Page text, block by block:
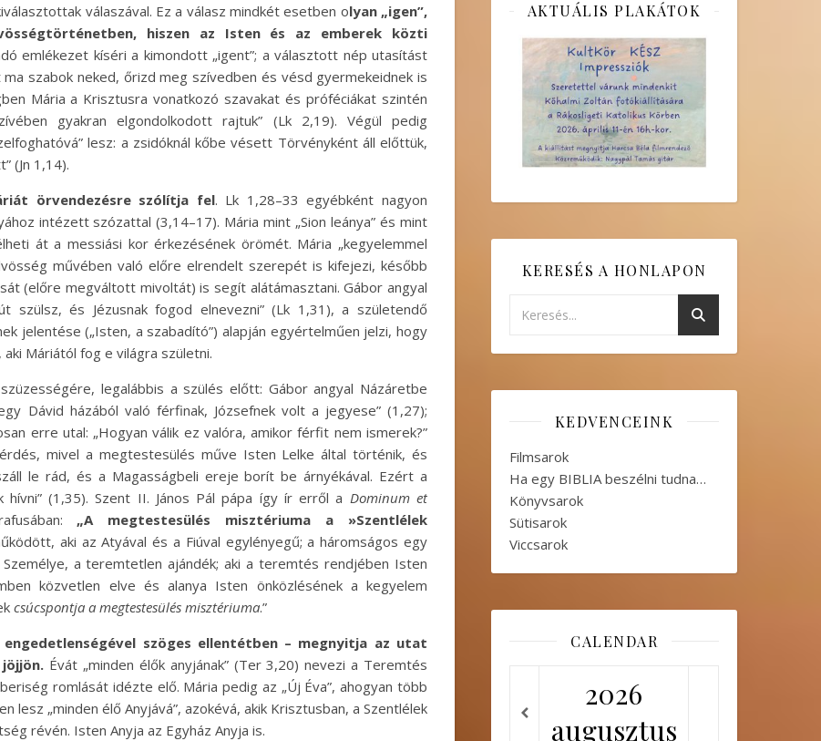
válaszával. Ez a válasz mindkét esetben olyan „igen”,
hiszen az Isten és az emberek közti
emlékezet kíséri a kimondott „igent”; a választott nép utasítást
szabok neked, őrizd meg szívedben és vésd gyermekeidnek is
Mária a Krisztusra vonatkozó szavakat és próféciákat szintén
gyakran elgondolkodott rajtuk” (Lk 2,19). Végül pedig
lesz: a zsidóknál kőbe vésett Törvényként áll előttük,
(Jn 1,14).
örvendezésre szólítja fel. Lk 1,28–33 egyébként nagyon
intézett szózattal (3,14–17). Mária mint „Sion leánya” és mint
át a messiási kor érkezésének örömét. Mária „kegyelemmel
művében való előre elrendelt szerepét is kifejezi, később
(előre megváltott mivoltát) is segít alátámasztani. Gábor angyal
szülsz, és Jézusnak fogod elnevezni” (Lk 1,31), a születendő
jelentése („Isten, a szabadító”) alapján egyértelműen jelzi, hogy
Máriától fog e világra születni.
legalábbis a szülés előtt: Gábor angyal Názáretbe
Dávid házából való férfinak, Józsefnek volt a jegyese” (1,27);
erre utal: „Hogyan válik ez valóra, amikor férfit nem ismerek?”
mivel a megtestesülés műve Isten Lelke által történik, és
le rád, és a Magasságbeli ereje borít be árnyékával. Ezért a
(1,35). Szent II. János Pál pápa így ír erről a Dominum et
„A megtestesülés misztériuma a »Szentlélek
aki az Atyával és a Fiúval egylényegű; a háromságos egy
a teremtetlen ajándék; aki a teremtés rendjében Isten
közvetlen elve és alanya Isten önközlésének a kegyelem
csúcspontja a megtestesülés misztériuma.”
szöges ellentétben – megnyitja az utat
Évát „minden élők anyjának” (Ter 3,20) nevezi a Teremtés
romlását idézte elő. Mária pedig az „Új Éva”, ahogyan több
lesz „minden élő Anyjává”, azokévá, akik Krisztusban, a Szentlélek
révén. Isten Anyja az Egyház Anyja is.
AKTUÁLIS PLAKÁTOK
KERESÉS A HONLAPON
KEDVENCEINK
Filmsarok
Ha egy BIBLIA beszélni tudna…
Könyvsarok
Sütisarok
Viccsarok
CALENDAR
2026
augusztus